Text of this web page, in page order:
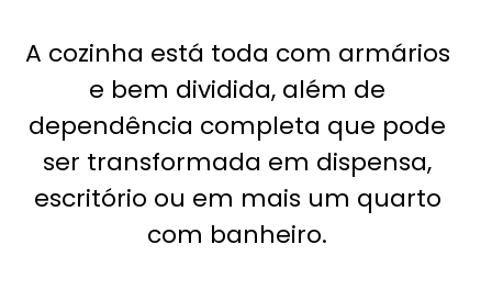
A cozinha está toda com armários
e bem dividida, além de
dependência completa que pode
ser transformada em dispensa,
escritório ou em mais um quarto
com banheiro.